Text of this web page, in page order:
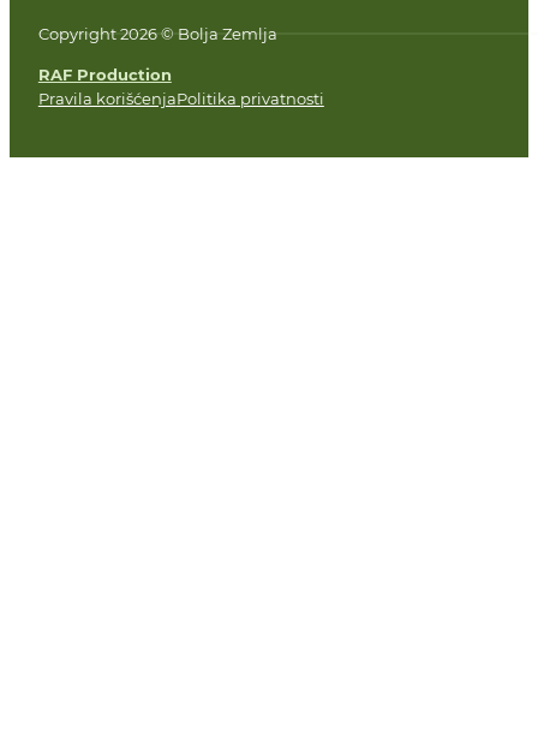
Copyright 2026 © Bolja Zemlja
RAF Production
Pravila korišćenjaPolitika privatnosti